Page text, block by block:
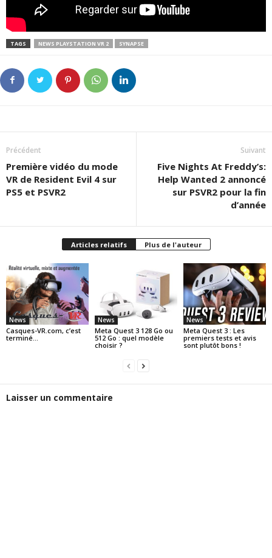
TAGS NEWS PLAYSTATION VR 2 SYNAPSE
Précédent
Première vidéo du mode
VR de Resident Evil 4 sur
PS5 et PSVR2
Suivant
Five Nights At Freddy’s:
Help Wanted 2 annoncé
sur PSVR2 pour la fin
d’année
Articles relatifs Plus de l'auteur
News
Casques-VR.com, c’est
terminé…
News
Meta Quest 3 128 Go ou
512 Go : quel modèle
choisir ?
News
Meta Quest 3 : Les
premiers tests et avis
sont plutôt bons !
Laisser un commentaire